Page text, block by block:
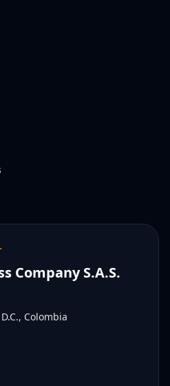
Company S.A.S.
Colombia